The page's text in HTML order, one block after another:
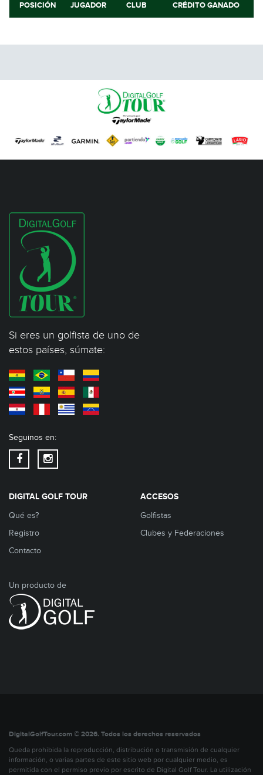
POSICIÓN JUGADOR CLUB CRÉDITO GANADO
Si eres un golfista de uno de
estos países, súmate:
Seguinos en:
DIGITAL GOLF TOUR
Qué es?
Registro
Contacto
ACCESOS
Golfistas
Clubes y Federaciones
Un producto de
DigitalGolfTour.com © 2026. Todos los derechos reservados
Queda prohibida la reproducción, distribución o transmisión de cualquier
información, o varias partes de este sitio web por cualquier medio, es
permitida con el permiso previo por escrito de Digital Golf Tour. La utilización